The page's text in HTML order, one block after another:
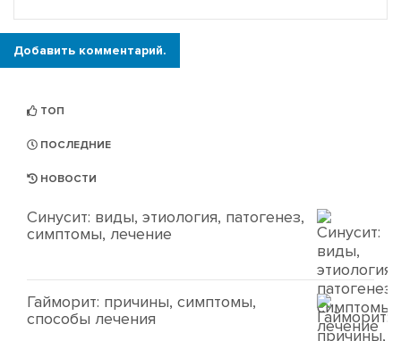
Добавить комментарий.
ТОП
ПОСЛЕДНИЕ
НОВОСТИ
Синусит: виды, этиология, патогенез,
симптомы, лечение
Гайморит: причины, симптомы,
способы лечения